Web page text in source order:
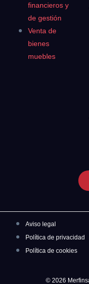
financieros y
de gestión
Venta de
bienes
muebles
Aviso legal
Política de privacidad
Política de cookies
© 2026